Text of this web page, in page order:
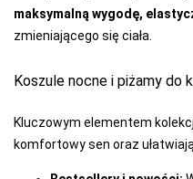
maksymalną wygodę,
zmieniającego się ciała.
Koszule nocne i piżamy do
Kluczowym elementem
komfortowy sen oraz